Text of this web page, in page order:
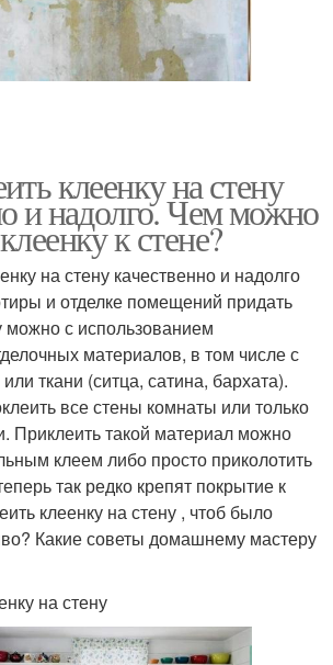
клеенку на стену
и надолго. Чем можно
к стене?
на стену качественно и надолго
и отделке помещений придать
можно с использованием
материалов, в том числе с
ткани (ситца, сатина, бархата).
все стены комнаты или только
Приклеить такой материал можно
клеем либо просто приколотить
так редко крепят покрытие к
клеенку на стену , чтоб было
Какие советы домашнему мастеру
на стену